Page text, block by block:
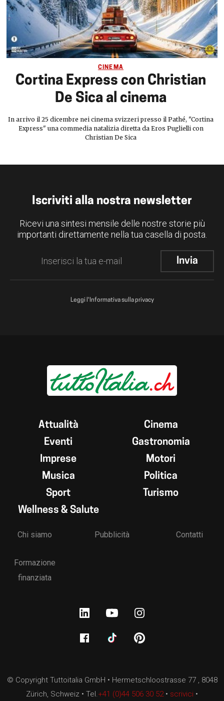
CINEMA
Cortina Express con Christian
De Sica al cinema
In arrivo il 25 dicembre nei cinema svizzeri presso il Pathé, "Cortina
Express" una commedia natalizia diretta da Eros Puglielli con
Christian De Sica
Iscriviti alla nostra newsletter
Ricevi una sintesi mensile delle nostre storie più
importanti direttamente nella tua casella di posta.
Leggi l'Informativa sulla privacy
Attualità
Cinema
Eventi
Gastronomia
Imprese
Motori
Musica
Politica
Sport
Turismo
Wellness & Salute
Chi siamo Pubblicità Contatti
Formazione
finanziata
© Copyright Tuttoitalia GmbH • Hermetschloostrasse 77 , 8048
Zürich, Schweiz • Tel.+41 (0)44 506 30 52• scrivici •